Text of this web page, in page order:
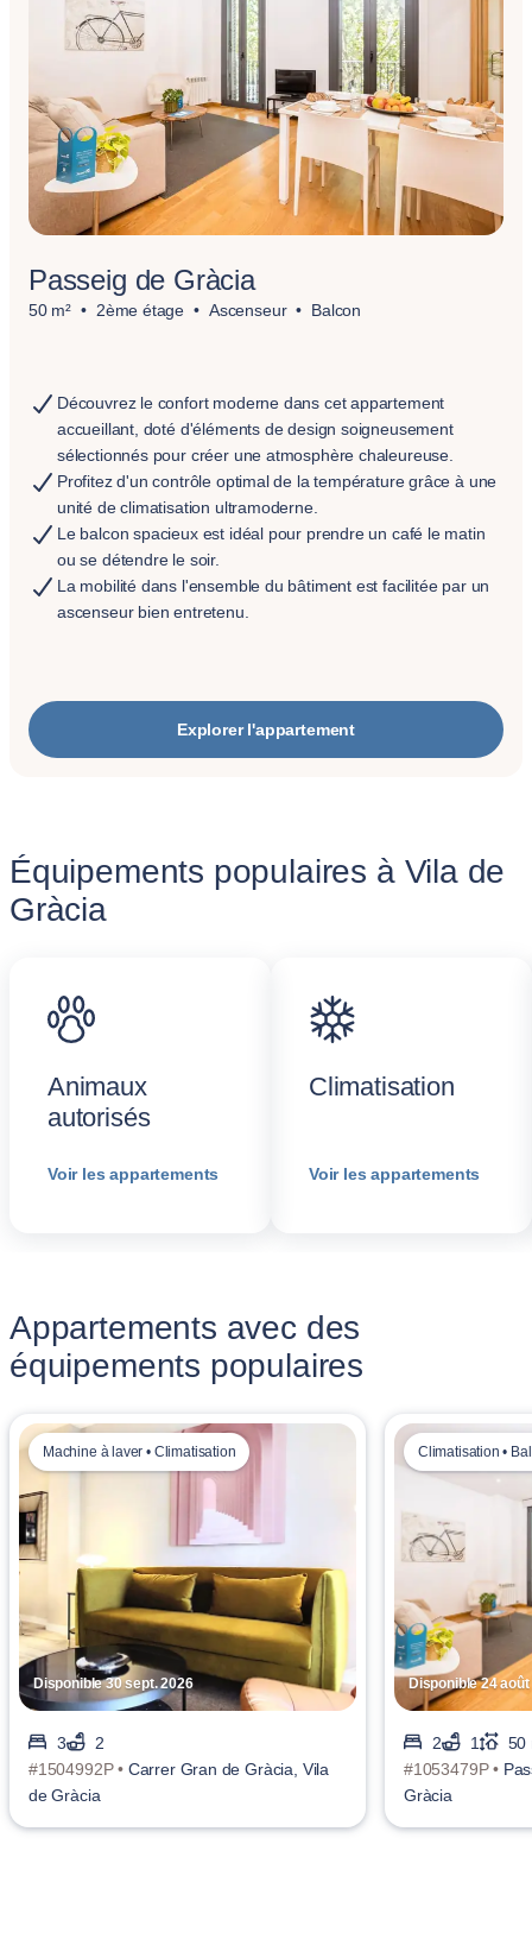
Passeig de Gràcia
50 m² 2ème étage Ascenseur Balcon
Découvrez le confort moderne dans cet appartement
accueillant, doté d'éléments de design soigneusement
sélectionnés pour créer une atmosphère chaleureuse.
Profitez d'un contrôle optimal de la température grâce à une
unité de climatisation ultramoderne.
Le balcon spacieux est idéal pour prendre un café le matin
ou se détendre le soir.
La mobilité dans l'ensemble du bâtiment est facilitée par un
ascenseur bien entretenu.
Explorer l'appartement
Équipements populaires à Vila de
Gràcia
Animaux
autorisés
Voir les appartements
Climatisation
Voir les appartements
Appartements avec des
équipements populaires
Disponible 30 sept. 2026
Machine à laver • Climatisation
3
2
#1504992P • Carrer Gran de Gràcia, Vila
de Gràcia
Disponible 24
Climatisation •
2 1
50
#1053479P •
Gràcia